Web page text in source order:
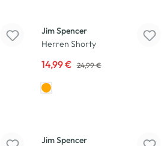
Jim Spencer
Herren Shorty
14,99 € 24,99 €
Jim Spencer